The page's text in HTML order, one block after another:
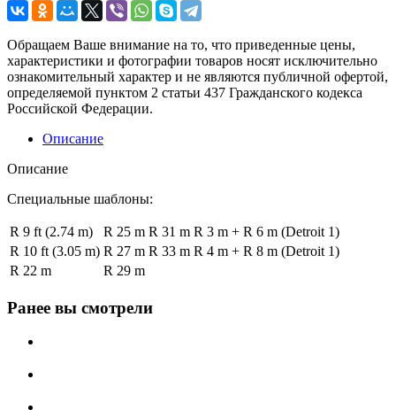
Обращаем Ваше внимание на то, что приведенные цены,
характеристики и фотографии товаров носят исключительно
ознакомительный характер и не являются публичной офертой,
определяемой пунктом 2 статьи 437 Гражданского кодекса
Российской Федерации.
Описание
Описание
Специальные шаблоны:
R 9 ft (2.74 m) R 25 m R 31 m R 3 m + R 6 m (Detroit 1)
R 10 ft (3.05 m) R 27 m R 33 m R 4 m + R 8 m (Detroit 1)
R 22 m
R 29 m
Ранее вы смотрели